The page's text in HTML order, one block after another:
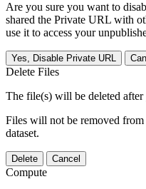
Are you sure you want to
shared the Private URL with
use it to access your
Yes, Disable Private URL
Delete Files
The file(s) will be deleted
Files will not be removed
dataset.
Delete Cancel
Compute